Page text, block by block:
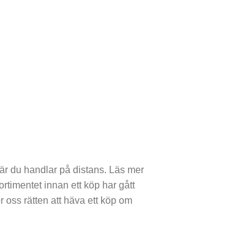
du handlar på distans. Läs mer
innan ett köp har gått
rätten att häva ett köp om